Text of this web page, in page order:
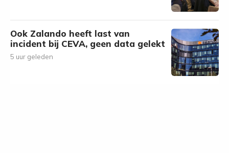
Ook Zalando heeft last van
incident bij CEVA, geen data gelekt
5 uur geleden